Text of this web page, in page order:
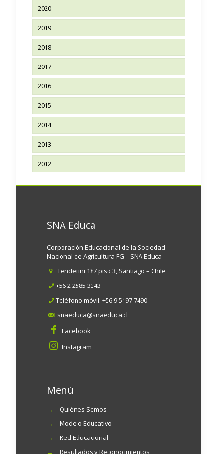
2020
2019
2018
2017
2016
2015
2014
2013
2012
SNA Educa
Corporación Educacional de la Sociedad
Nacional de Agricultura FG – SNA Educa
Tenderini 187 piso 3, Santiago – Chile
+56 2 2585 3343
Teléfono móvil: +56 9 5197 7490
snaeduca@snaeduca.cl
Facebook
Instagram
Menú
→
Quiénes Somos
→
Modelo Educativo
→
Red Educacional
→
Resultados y Reconocimientos